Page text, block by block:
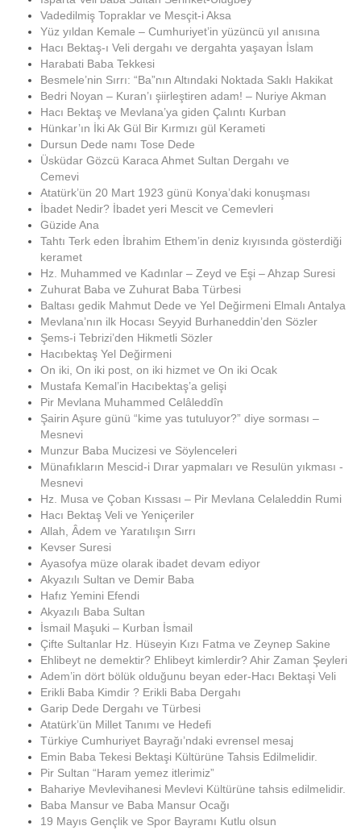
Vadedilmiş Topraklar ve Mesçit-i Aksa
Yüz yıldan Kemale – Cumhuriyet’in yüzüncü yıl anısına
Hacı Bektaş-ı Veli dergahı ve dergahta yaşayan İslam
Harabati Baba Tekkesi
Besmele’nin Sırrı: “Ba”nın Altındaki Noktada Saklı Hakikat
Bedri Noyan – Kuran’ı şiirleştiren adam! – Nuriye Akman
Hacı Bektaş ve Mevlana’ya giden Çalıntı Kurban
Hünkar’ın İki Ak Gül Bir Kırmızı gül Kerameti
Dursun Dede namı Tose Dede
Üsküdar Gözcü Karaca Ahmet Sultan Dergahı ve
Cemevi
Atatürk’ün 20 Mart 1923 günü Konya’daki konuşması
İbadet Nedir? İbadet yeri Mescit ve Cemevleri
Güzide Ana
Tahtı Terk eden İbrahim Ethem’in deniz kıyısında gösterdiği
keramet
Hz. Muhammed ve Kadınlar – Zeyd ve Eşi – Ahzap Suresi
Zuhurat Baba ve Zuhurat Baba Türbesi
Baltası gedik Mahmut Dede ve Yel Değirmeni Elmalı Antalya
Mevlana’nın ilk Hocası Seyyid Burhaneddin’den Sözler
Şems-i Tebrizi’den Hikmetli Sözler
Hacıbektaş Yel Değirmeni
On iki, On iki post, on iki hizmet ve On iki Ocak
Mustafa Kemal’in Hacıbektaş’a gelişi
Pir Mevlana Muhammed Celâleddîn
Şairin Aşure günü “kime yas tutuluyor?” diye sorması –
Mesnevi
Munzur Baba Mucizesi ve Söylenceleri
Münafıkların Mescid-i Dırar yapmaları ve Resulün yıkması -
Mesnevi
Hz. Musa ve Çoban Kıssası – Pir Mevlana Celaleddin Rumi
Hacı Bektaş Veli ve Yeniçeriler
Allah, Âdem ve Yaratılışın Sırrı
Kevser Suresi
Ayasofya müze olarak ibadet devam ediyor
Akyazılı Sultan ve Demir Baba
Hafız Yemini Efendi
Akyazılı Baba Sultan
İsmail Maşuki – Kurban İsmail
Çifte Sultanlar Hz. Hüseyin Kızı Fatma ve Zeynep Sakine
Ehlibeyt ne demektir? Ehlibeyt kimlerdir? Ahir Zaman Şeyleri
Adem’in dört bölük olduğunu beyan eder-Hacı Bektaşi Veli
Erikli Baba Kimdir ? Erikli Baba Dergahı
Garip Dede Dergahı ve Türbesi
Atatürk’ün Millet Tanımı ve Hedefi
Türkiye Cumhuriyet Bayrağı’ndaki evrensel mesaj
Emin Baba Tekesi Bektaşi Kültürüne Tahsis Edilmelidir.
Pir Sultan “Haram yemez itlerimiz”
Bahariye Mevlevihanesi Mevlevi Kültürüne tahsis edilmelidir.
Baba Mansur ve Baba Mansur Ocağı
19 Mayıs Gençlik ve Spor Bayramı Kutlu olsun